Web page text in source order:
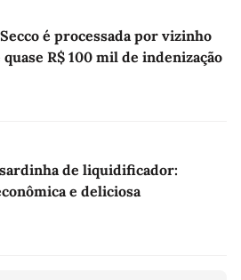
é processada por vizinho
R$ 100 mil de indenização
de liquidificador:
e deliciosa